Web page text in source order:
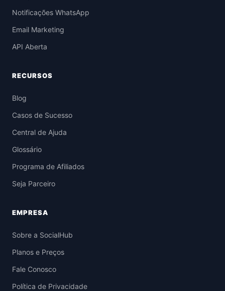
Notificações WhatsApp
Email Marketing
API Aberta
RECURSOS
Blog
Casos de Sucesso
Central de Ajuda
Glossário
Programa de Afiliados
Seja Parceiro
EMPRESA
Sobre a SocialHub
Planos e Preços
Fale Conosco
Política de Privacidade